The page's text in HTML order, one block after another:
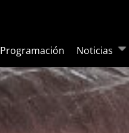
Programación Noticias